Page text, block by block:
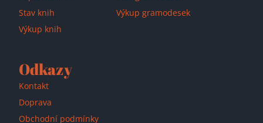
Stav knih
Výkup knih
Výkup gramodesek
Odkazy
Kontakt
Doprava
Obchodní podmínky